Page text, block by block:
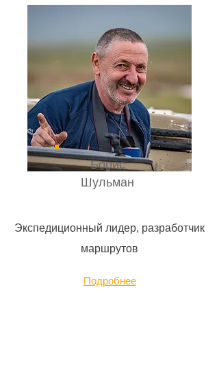
Борис
Шульман
Экспедиционный лидер, разработчик
маршрутов
Подробнее